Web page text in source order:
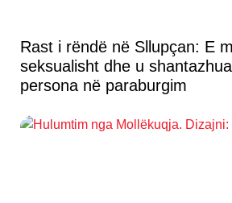
Rast i rëndë në Sllupçan: E
seksualisht dhe u
persona në paraburgim